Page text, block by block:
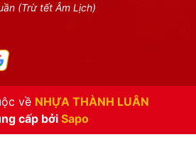
(Trừ tết Âm Lịch)
về NHỰA THÀNH LUÂN
cấp bởi Sapo